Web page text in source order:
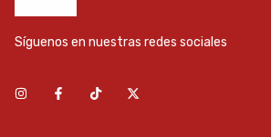
Síguenos en nuestras redes sociales